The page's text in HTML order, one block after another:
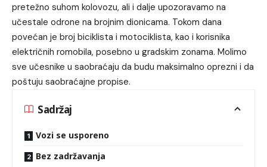
pretežno suhom kolovozu, ali i dalje upozoravamo na
učestale odrone na brojnim dionicama. Tokom dana
povećan je broj biciklista i motociklista, kao i korisnika
električnih romobila, posebno u gradskim zonama. Molimo
sve učesnike u saobraćaju da budu maksimalno oprezni i da
poštuju saobraćajne propise.
Sadržaj
Vozi se usporeno
Bez zadržavanja